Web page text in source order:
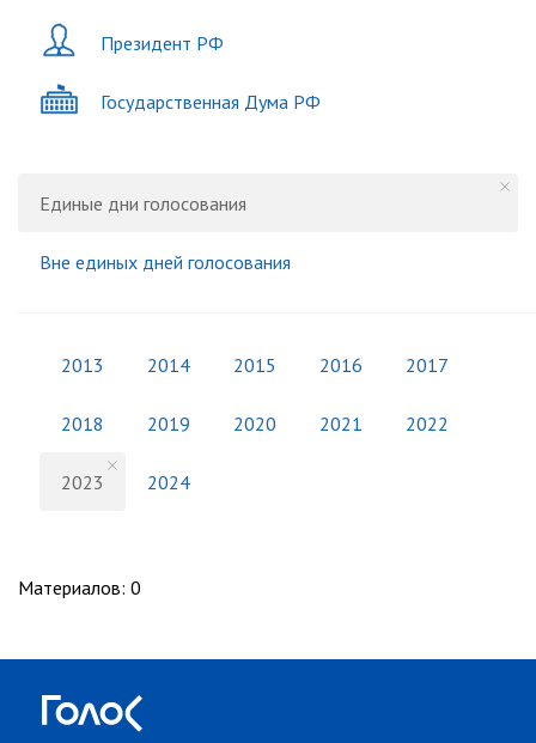
Президент РФ
Государственная Дума РФ
Единые дни голосования
Вне единых дней голосования
2013 2014 2015 2016 2017
2018 2019 2020 2021 2022
2023 2024
Материалов: 0